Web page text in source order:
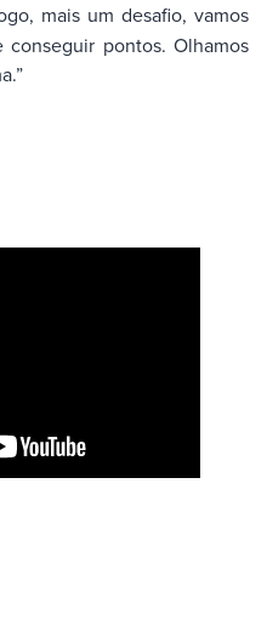
mais um desafio, vamos
pontos. Olhamos